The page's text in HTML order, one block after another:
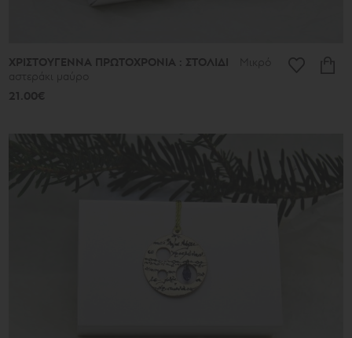
ΧΡΙΣΤΟΥΓΕΝΝΑ ΠΡΩΤΟΧΡΟΝΙΑ : ΣΤΟΛΙΔΙ
Μικρό
αστεράκι μαύρο
21.00€